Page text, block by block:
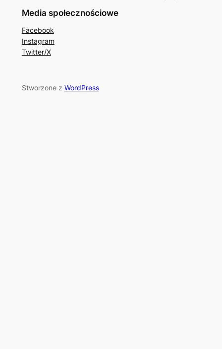
Media społecznościowe
Facebook
Instagram
Twitter/X
Stworzone z WordPress